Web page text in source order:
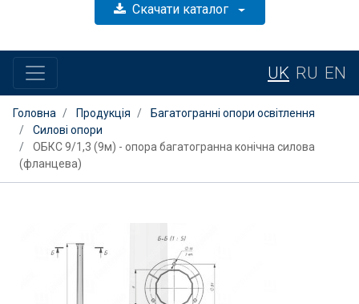
Скачати каталог
UK RU EN
Головна Продукція
Багатогранні опори освітлення
Силові опори
ОБКС 9/1,3 (9м) - опора багатогранна конічна силова
(фланцева)